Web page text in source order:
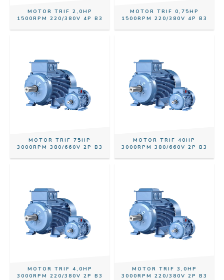
MOTOR TRIF 2,0HP
1500RPM 220/380V 4P B3
MOTOR TRIF 0,75HP
1500RPM 220/380V 4P B3
MOTOR TRIF 75HP
3000RPM 380/660V 2P B3
MOTOR TRIF 40HP
3000RPM 380/660V 2P B3
MOTOR TRIF 4,0HP
3000RPM 220/380V 2P B3
MOTOR TRIF 3,0HP
3000RPM 220/380V 2P B3